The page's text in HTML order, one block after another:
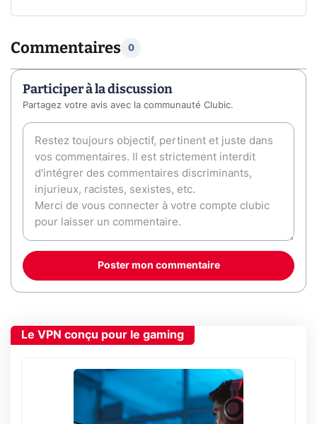
Commentaires 0
Participer à la discussion
Partagez votre avis avec la communauté Clubic.
Poster mon commentaire
Le VPN conçu pour le gaming